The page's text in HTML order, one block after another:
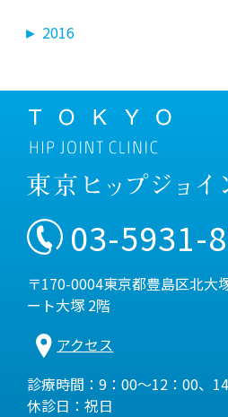
► 2016
03-5931-
〒170-0004東京都豊島区北大
ート大塚 2階
アクセス
診療時間：9：00～12：00、
休診日：祝日